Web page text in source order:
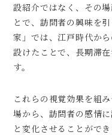
設紹介ではなく、その
とで、訪問者の興味を
家」では、江戸時代か
設けたことで、長期滞
す。
これらの視覚効果を組
場から、訪問者の感情
と変化させることがで